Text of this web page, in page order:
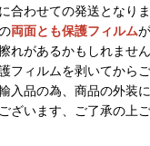
合わせての発送となりま
両面とも保護フィルム
れがあるかもしれませ
フィルムを剥いてからご
入品の為、商品の外装
ざいます、ご了承の上ご